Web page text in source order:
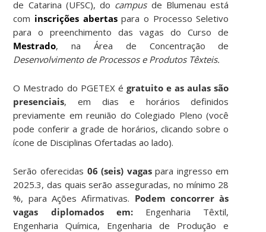
de Catarina (UFSC), do campus de Blumenau está
com inscrições abertaspara o Processo Seletivo
para o preenchimento das vagas do Curso de
Mestrado, na Área de Concentração de
Desenvolvimento de Processos e Produtos Têxteis.
O Mestrado do PGETEX é gratuito e as aulas são
presenciais, em dias e horários definidos
previamente em reunião do Colegiado Pleno (você
pode conferir a grade de horários, clicando sobre o
ícone de Disciplinas Ofertadas ao lado).
Serão oferecidas 06 (seis) vagaspara ingresso em
2025.3, das quais serão asseguradas, no mínimo 28
%, para Ações Afirmativas. Podem concorrer às
vagas diplomados em:Engenharia Têxtil,
Engenharia Química, Engenharia de Produção e